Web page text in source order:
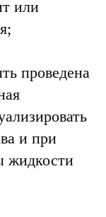
или
проведена
и при
жидкости